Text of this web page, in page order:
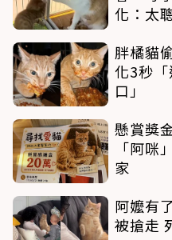
化：太
胖橘貓
化3秒
口」
懸賞獎
「阿咪
家
阿嬤有
被搶走